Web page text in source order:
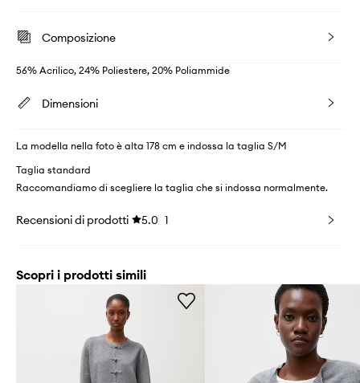
Composizione
56% Acrilico, 24% Poliestere, 20% Poliammide
Dimensioni
La modella nella foto è alta 178 cm e indossa la taglia S/M
Taglia standard
Raccomandiamo di scegliere la taglia che si indossa normalmente.
Recensioni di prodotti 5.0 1
Scopri i prodotti simili